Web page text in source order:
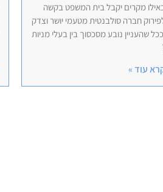
מקרים יקבל בית המשפט בקשה
חברה סולבנטית מטעמי יושר וצדק
שהעניין נובע מסכסוך בין בעלי מניות
עוד »